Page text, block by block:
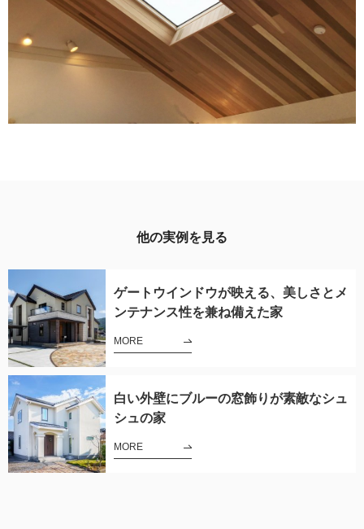
他の実例を見る
ゲートウインドウが映える、美しさとメ
ンテナンス性を兼ね備えた家
MORE
白い外壁にブルーの窓飾りが素敵なシュ
シュの家
MORE